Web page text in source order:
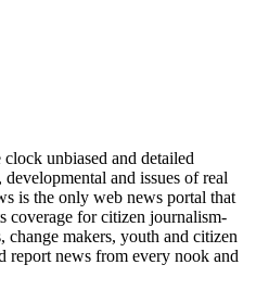
unbiased and detailed
and issues of real
is the only web news portal that
coverage for citizen journalism-
change makers, youth and citizen
report news from every nook and